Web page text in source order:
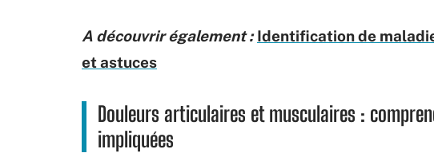
A découvrir également : Identification de
et astuces
Douleurs articulaires et musculaires :
impliquées